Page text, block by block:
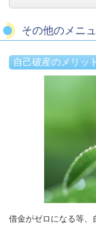
その他のメニ
自己破産のメリット
借金がゼロになる等、